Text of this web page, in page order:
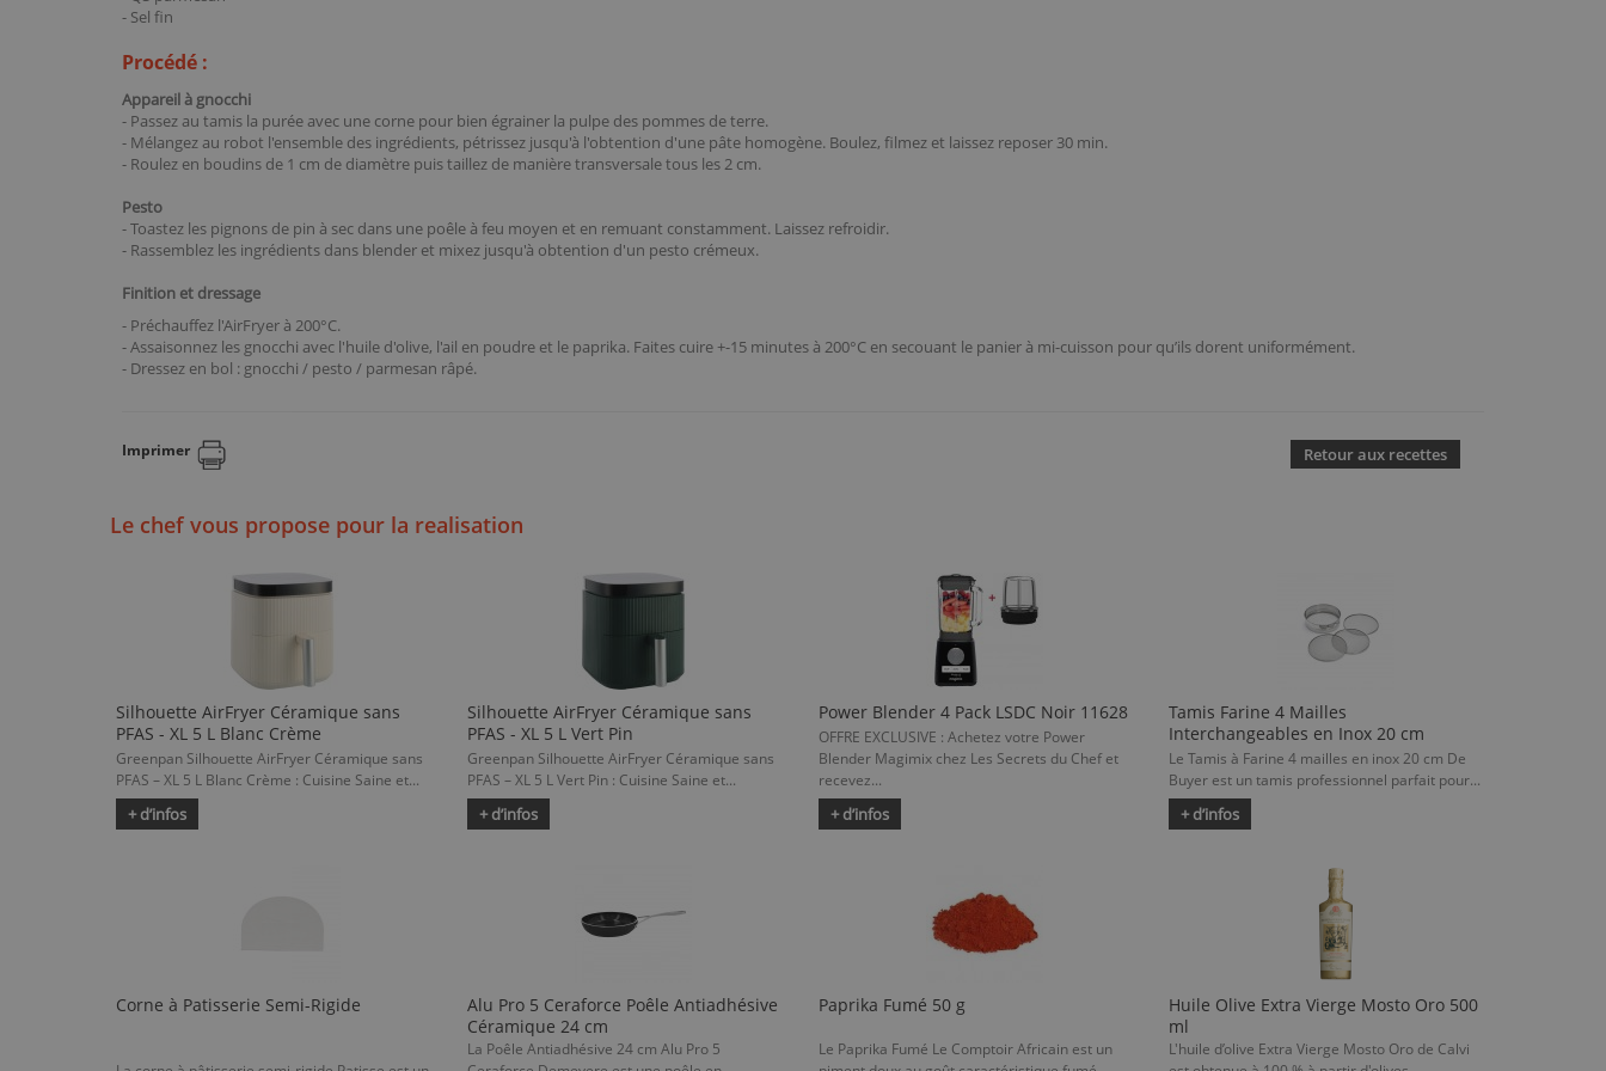
- Sel fin
Procédé :
Appareil à gnocchi
- Passez au tamis la purée avec une corne pour bien égrainer la pulpe des pommes de terre.
- Mélangez au robot l'ensemble des ingrédients, pétrissez jusqu'à l'obtention d'une pâte homogène. Boulez, filmez et laissez reposer 30 min.
- Roulez en boudins de 1 cm de diamètre puis taillez de manière transversale tous les 2 cm.
Pesto
- Toastez les pignons de pin à sec dans une poêle à feu moyen et en remuant constamment. Laissez refroidir.
- Rassemblez les ingrédients dans blender et mixez jusqu'à obtention d'un pesto crémeux.
Finition et dressage
- Préchauffez l'AirFryer à 200°C.
- Assaisonnez les gnocchi avec l'huile d'olive, l'ail en poudre et le paprika. Faites cuire +-15 minutes à 200°C en secouant le panier à mi-cuisson pour qu’ils dorent uniformément.
- Dressez en bol : gnocchi / pesto / parmesan râpé.
Imprimer Retour aux recettes
Le chef vous propose pour la realisation
Silhouette AirFryer Céramique sans
PFAS - XL 5 L Blanc Crème
Greenpan Silhouette AirFryer Céramique sans
PFAS – XL 5 L Blanc Crème : Cuisine Saine et...
+ d’infos
Silhouette AirFryer Céramique sans
PFAS - XL 5 L Vert Pin
Greenpan Silhouette AirFryer Céramique sans
PFAS – XL 5 L Vert Pin : Cuisine Saine et...
+ d’infos
Power Blender 4 Pack LSDC Noir 11628
OFFRE EXCLUSIVE : Achetez votre Power
Blender Magimix chez Les Secrets du Chef et
recevez...
+ d’infos
Tamis Farine 4 Mailles
Interchangeables en Inox 20 cm
Le Tamis à Farine 4 mailles en inox 20 cm De
Buyer est un tamis professionnel parfait pour...
+ d’infos
Corne à Patisserie Semi-Rigide
Alu Pro 5 Ceraforce Poêle Antiadhésive
Céramique 24 cm
La Poêle Antiadhésive 24 cm Alu Pro 5
Paprika Fumé 50 g
Le Paprika Fumé Le Comptoir Africain est un
Huile Olive Extra Vierge Mosto Oro 500
ml
L'huile d’olive Extra Vierge Mosto Oro de Calvi